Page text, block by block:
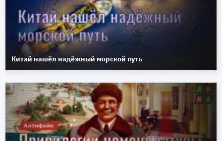
Китай нашёл надёжный морской путь